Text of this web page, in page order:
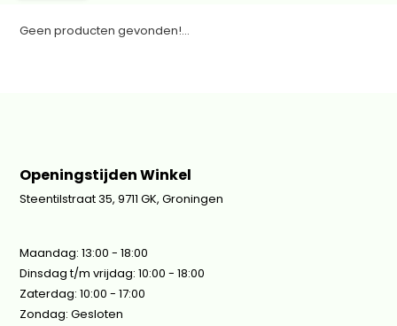
Geen producten gevonden!...
Openingstijden Winkel
Steentilstraat 35, 9711 GK, Groningen
Maandag: 13:00 - 18:00
Dinsdag t/m vrijdag: 10:00 - 18:00
Zaterdag: 10:00 - 17:00
Zondag: Gesloten